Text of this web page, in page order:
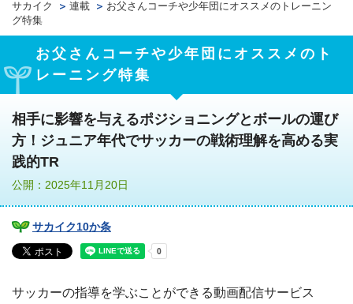
サカイク 連載
お父さんコーチや少年団にオススメのトレーニン
グ特集
お父さんコーチや少年団にオススメのト
レーニング特集
相手に影響を与えるポジショニングとボールの運び
方！ジュニア年代でサッカーの戦術理解を高める実
践的TR
公開：2025年11月20日
サカイク10か条
サッカーの指導を学ぶことができる動画配信サービス